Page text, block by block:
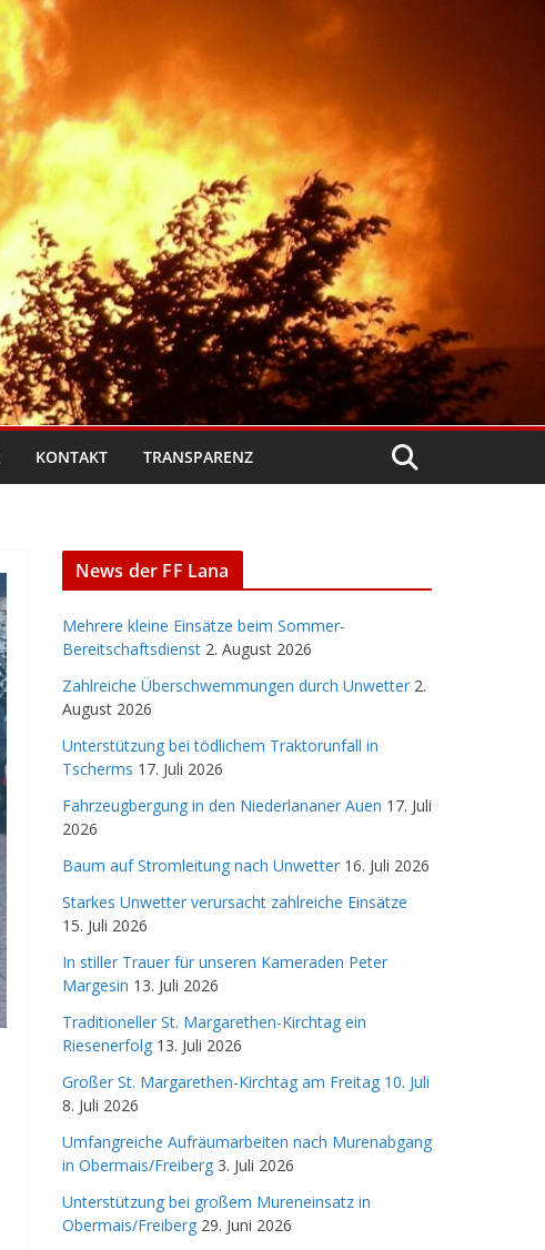
KONTAKT TRANSPARENZ
News der FF Lana
Mehrere kleine Einsätze beim Sommer-
Bereitschaftsdienst 2. August 2026
Zahlreiche Überschwemmungen durch Unwetter 2.
August 2026
Unterstützung bei tödlichem Traktorunfall in
Tscherms 17. Juli 2026
Fahrzeugbergung in den Niederlananer Auen 17. Juli
2026
Baum auf Stromleitung nach Unwetter 16. Juli 2026
Starkes Unwetter verursacht zahlreiche Einsätze
15. Juli 2026
In stiller Trauer für unseren Kameraden Peter
Margesin 13. Juli 2026
Traditioneller St. Margarethen-Kirchtag ein
Riesenerfolg 13. Juli 2026
Großer St. Margarethen-Kirchtag am Freitag 10. Juli
8. Juli 2026
Umfangreiche Aufräumarbeiten nach Murenabgang
in Obermais/Freiberg 3. Juli 2026
Unterstützung bei großem Mureneinsatz in
Obermais/Freiberg 29. Juni 2026